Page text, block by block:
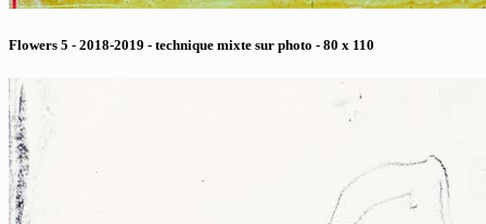
Flowers 5 - 2018-2019 - technique mixte sur photo - 80 x 110